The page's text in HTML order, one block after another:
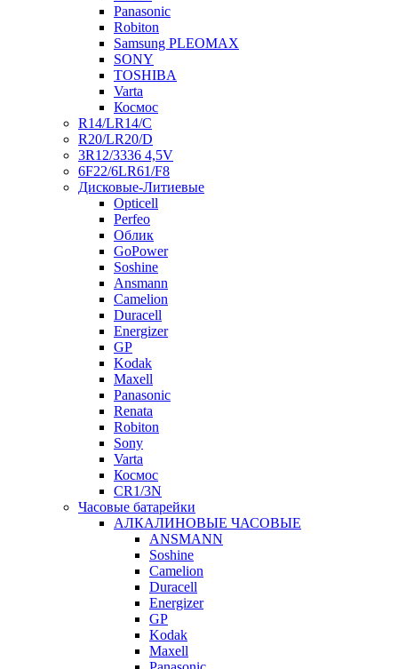
Panasonic
Robiton
Samsung PLEOMAX
SONY
TOSHIBA
Varta
Космос
R14/LR14/C
R20/LR20/D
3R12/3336 4,5V
6F22/6LR61/F8
Дисковые-Литиевые
Opticell
Perfeo
Облик
GoPower
Soshine
Ansmann
Camelion
Duracell
Energizer
GP
Kodak
Maxell
Panasonic
Renata
Robiton
Sony
Varta
Космос
CR1/3N
Часовые батарейки
АЛКАЛИНОВЫЕ ЧАСОВЫЕ
ANSMANN
Soshine
Camelion
Duracell
Energizer
GP
Kodak
Maxell